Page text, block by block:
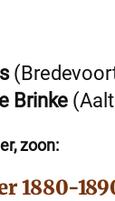
Brinke
zoon:
1880-